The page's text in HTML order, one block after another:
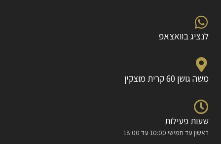
לנציג בוואצאפ
משה גושן 60 קרית מוצקין
שעות פעילות
ראשון עד חמישי 10:00 עד 18:00